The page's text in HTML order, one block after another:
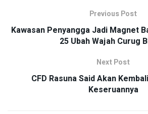
Previous Post
Kawasan Penyangga Jadi Magnet
25 Ubah Wajah Curug
Next Post
CFD Rasuna Said Akan
Keseruannya